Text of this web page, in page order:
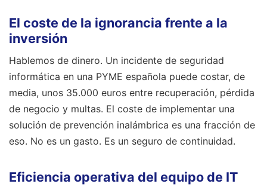
El coste de la ignorancia frente a la
inversión
Hablemos de dinero. Un incidente de seguridad
informática en una PYME española puede costar, de
media, unos 35.000 euros entre recuperación, pérdida
de negocio y multas. El coste de implementar una
solución de prevención inalámbrica es una fracción de
eso. No es un gasto. Es un seguro de continuidad.
Eficiencia operativa del equipo de IT